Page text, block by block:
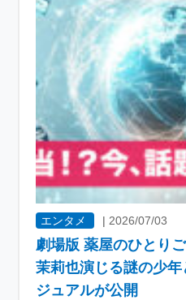
エンタメ | 2026/07/03
劇場版 薬屋のひとり
茉莉也演じる謎の少
ジュアルが公開